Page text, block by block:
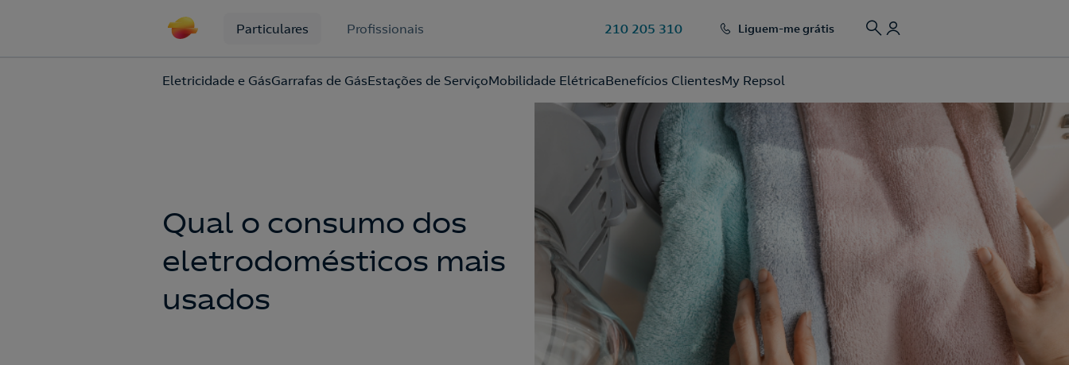
Particulares Profissionais 210 205 310 Liguem-me grátis
Eletricidade e GásGarrafas de GásEstações de ServiçoMobilidade ElétricaBenefícios ClientesMy Repsol
Ao preencher este formulário, entraremos em contacto consigo
para lhe fazer chegar a nossa oferta de Eletricidade e Gás.
Qual o consumo dos
eletrodomésticos mais
usados